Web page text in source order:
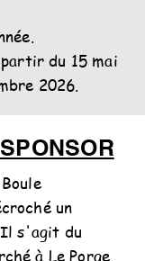
du 15 mai
2026.
un
Il s'agit du
à Le Porge.